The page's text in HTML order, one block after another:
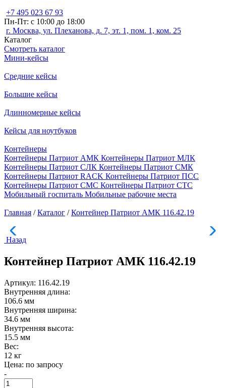
+7 495 023 67 93
Пн-Пт: с 10:00 до 18:00
г. Москва, ул. Плеханова, д. 7, эт. 1, пом. 1, ком. 25
Каталог
Смотреть каталог
Мини-кейсы
Средние кейсы
Большие кейсы
Длинномерные кейсы
Кейсы для ноутбуков
Контейнеры
Контейнеры Патриот АМК Контейнеры Патриот МЛК
Контейнеры Патриот СЛК Контейнеры Патриот СМК
Контейнеры Патриот RACK Контейнеры Патриот ПСС
Контейнеры Патриот СМС Контейнеры Патриот СТС
Мобильный госпиталь Мобильные рабочие места
Главная / Каталог / Контейнер Патриот АМК 116.42.19
Назад
Контейнер Патриот АМК 116.42.19
Артикул: 116.42.19
Внутренняя длина:
106.6 мм
Внутренняя ширина:
34.6 мм
Внутренняя высота:
15.5 мм
Вес:
12 кг
Цена: по запросу
-